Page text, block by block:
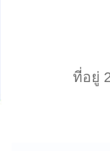
ที่อยู่